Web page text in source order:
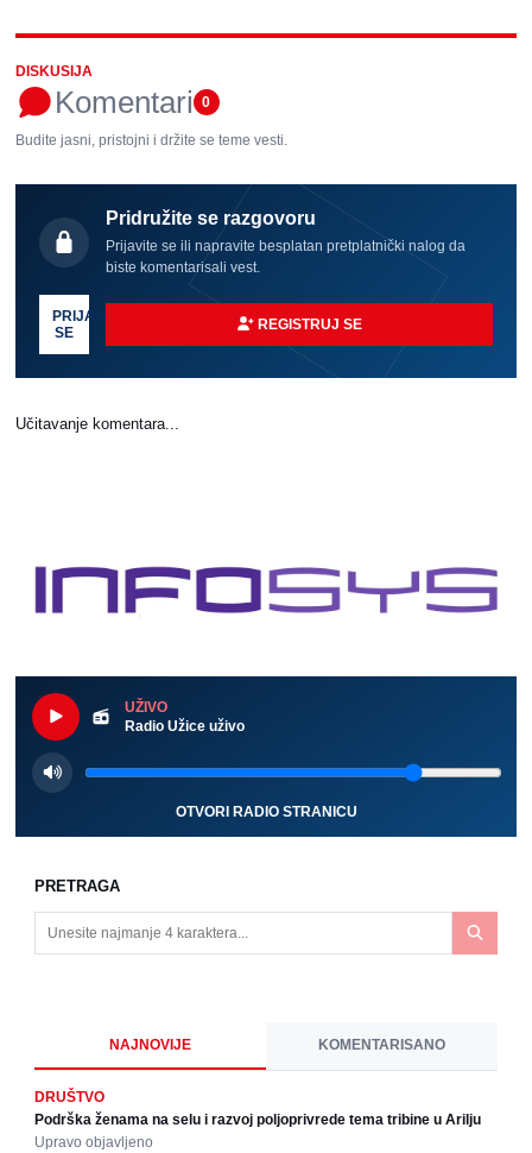
DISKUSIJA
Komentari 0
Budite jasni, pristojni i držite se teme vesti.
Pridružite se razgovoru
Prijavite se ili napravite besplatan pretplatnički nalog da
biste komentarisali vest.
PRIJAVI
SE
REGISTRUJ SE
Učitavanje komentara...
UŽIVO
Radio Užice uživo
OTVORI RADIO STRANICU
PRETRAGA
NAJNOVIJE KOMENTARISANO
DRUŠTVO
Podrška ženama na selu i razvoj poljoprivrede tema tribine u Arilju
Upravo objavljeno